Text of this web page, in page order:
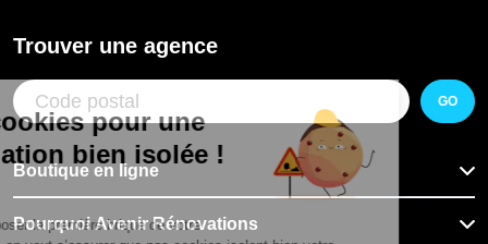
Trouver une agence
GO
Boutique en ligne
Pourquoi Avenir Rénovations